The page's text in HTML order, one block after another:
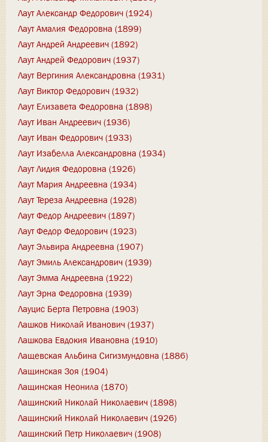
Лаут Александр Федорович (1924)
Лаут Амалия Федоровна (1899)
Лаут Андрей Андреевич (1892)
Лаут Андрей Федорович (1937)
Лаут Вергиния Александровна (1931)
Лаут Виктор Федорович (1932)
Лаут Елизавета Федоровна (1898)
Лаут Иван Андреевич (1936)
Лаут Иван Федорович (1933)
Лаут Изабелла Александровна (1934)
Лаут Лидия Федоровна (1926)
Лаут Мария Андреевна (1934)
Лаут Тереза Андреевна (1928)
Лаут Федор Андреевич (1897)
Лаут Федор Федорович (1923)
Лаут Эльвира Андреевна (1907)
Лаут Эмиль Александрович (1939)
Лаут Эмма Андреевна (1922)
Лаут Эрна Федоровна (1939)
Лауцис Берта Петровна (1903)
Лашков Николай Иванович (1937)
Лашкова Евдокия Ивановна (1910)
Лащевская Альбина Сигизмундовна (1886)
Лащинская Зоя (1904)
Лащинская Неонила (1870)
Лащинский Николай Николаевич (1898)
Лащинский Николай Николаевич (1926)
Лащинский Петр Николаевич (1908)